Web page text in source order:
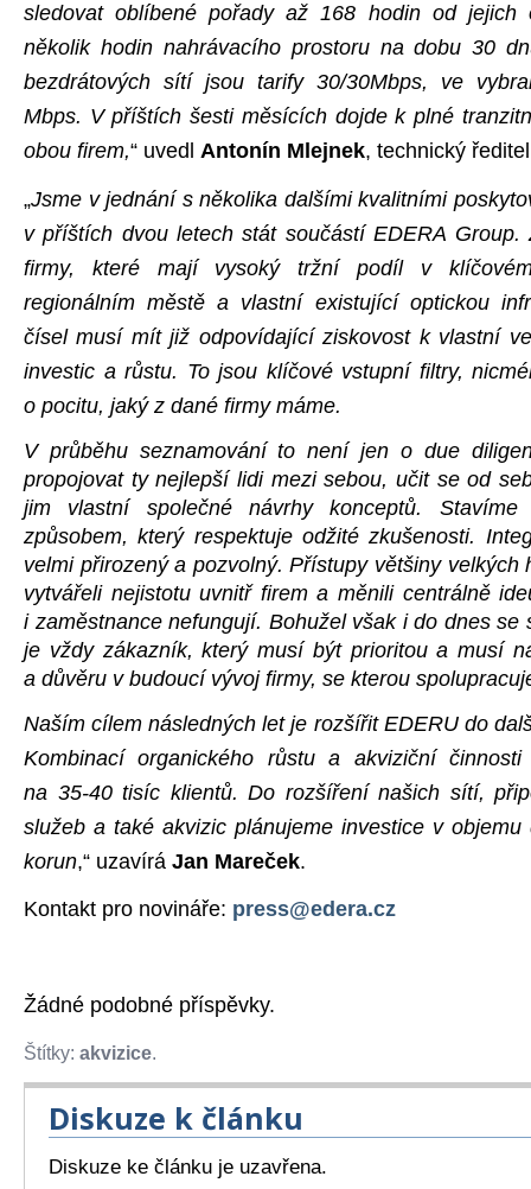
sledovat oblíbené pořady až 168 hodin od jejich
několik hodin nahrávacího prostoru na dobu 30
bezdrátových sítí jsou tarify 30/30Mbps, ve
Mbps. V příštích šesti měsících dojde k plné
obou firem,“ uvedl Antonín Mlejnek, technický
„Jsme v jednání s několika dalšími kvalitními
v příštích dvou letech stát součástí EDERA
firmy, které mají vysoký tržní podíl v
regionálním městě a vlastní existující optickou
čísel musí mít již odpovídající ziskovost k vlastní
investic a růstu. To jsou klíčové vstupní filtry,
o pocitu, jaký z dané firmy máme.
V průběhu seznamování to není jen o due
propojovat ty nejlepší lidi mezi sebou, učit se od
jim vlastní společné návrhy konceptů.
způsobem, který respektuje odžité zkušenosti.
velmi přirozený a pozvolný. Přístupy většiny velkých
vytvářeli nejistotu uvnitř firem a měnili centrálně
i zaměstnance nefungují. Bohužel však i do dnes se
je vždy zákazník, který musí být prioritou a musí
a důvěru v budoucí vývoj firmy, se kterou
Naším cílem následných let je rozšířit EDERU do
Kombinací organického růstu a akviziční činnosti
na 35-40 tisíc klientů. Do rozšíření našich sítí,
služeb a také akvizic plánujeme investice v
korun,“ uzavírá Jan Mareček.
Kontakt pro novináře: press@edera.cz
Žádné podobné příspěvky.
Štítky: akvizice.
Diskuze k článku
Diskuze ke článku je uzavřena.